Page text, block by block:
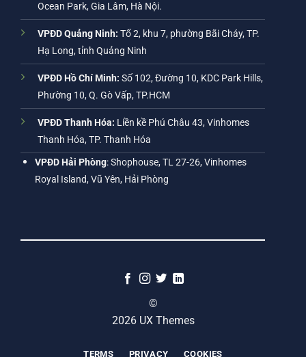
Ocean Park, Gia Lâm, Hà Nội.
VPĐD Quảng Ninh: Tổ 2, khu 7, phường Bãi Cháy, TP.
Hạ Long, tỉnh Quảng Ninh
VPĐD Hồ Chí Minh: Số 102, Đường 10, KDC Park Hills,
Phường 10, Q. Gò Vấp, TP.HCM
VPĐD Thanh Hóa: Liền kề Phú Châu 43, Vinhomes
Thanh Hóa, TP. Thanh Hóa
VPĐD Hải Phòng: Shophouse, TL 27-26, Vinhomes
Royal Island, Vũ Yên, Hải Phòng
©
2026 UX Themes
TERMS PRIVACY COOKIES